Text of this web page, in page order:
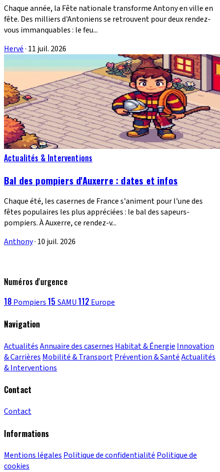
Chaque année, la Fête nationale transforme Antony en ville en
fête. Des milliers d'Antoniens se retrouvent pour deux rendez-
vous immanquables : le feu...
Hervé· 11 juil. 2026
Actualités & Interventions
Bal des pompiers d'Auxerre : dates et infos
Chaque été, les casernes de France s'animent pour l'une des
fêtes populaires les plus appréciées : le bal des sapeurs-
pompiers. À Auxerre, ce rendez-v...
Anthony· 10 juil. 2026
Numéros d'urgence
18 Pompiers 15 SAMU 112 Europe
Navigation
ActualitésAnnuaire des casernes Habitat & Énergie Innovation
& Carrières Mobilité & TransportPrévention & SantéActualités
& Interventions
Contact
Contact
Informations
Mentions légales Politique de confidentialité Politique de
cookies